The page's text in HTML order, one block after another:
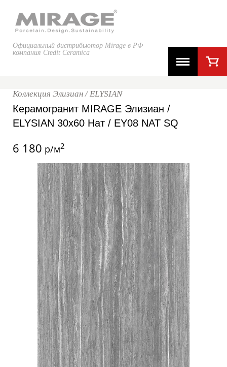
Официальный дистрибьютор Mirage в РФ
компания Credit Ceramica
Коллекция Элизиан / ELYSIAN
Керамогранит MIRAGE Элизиан /
ELYSIAN 30x60 Нат / EY08 NAT SQ
6 180 р/м2